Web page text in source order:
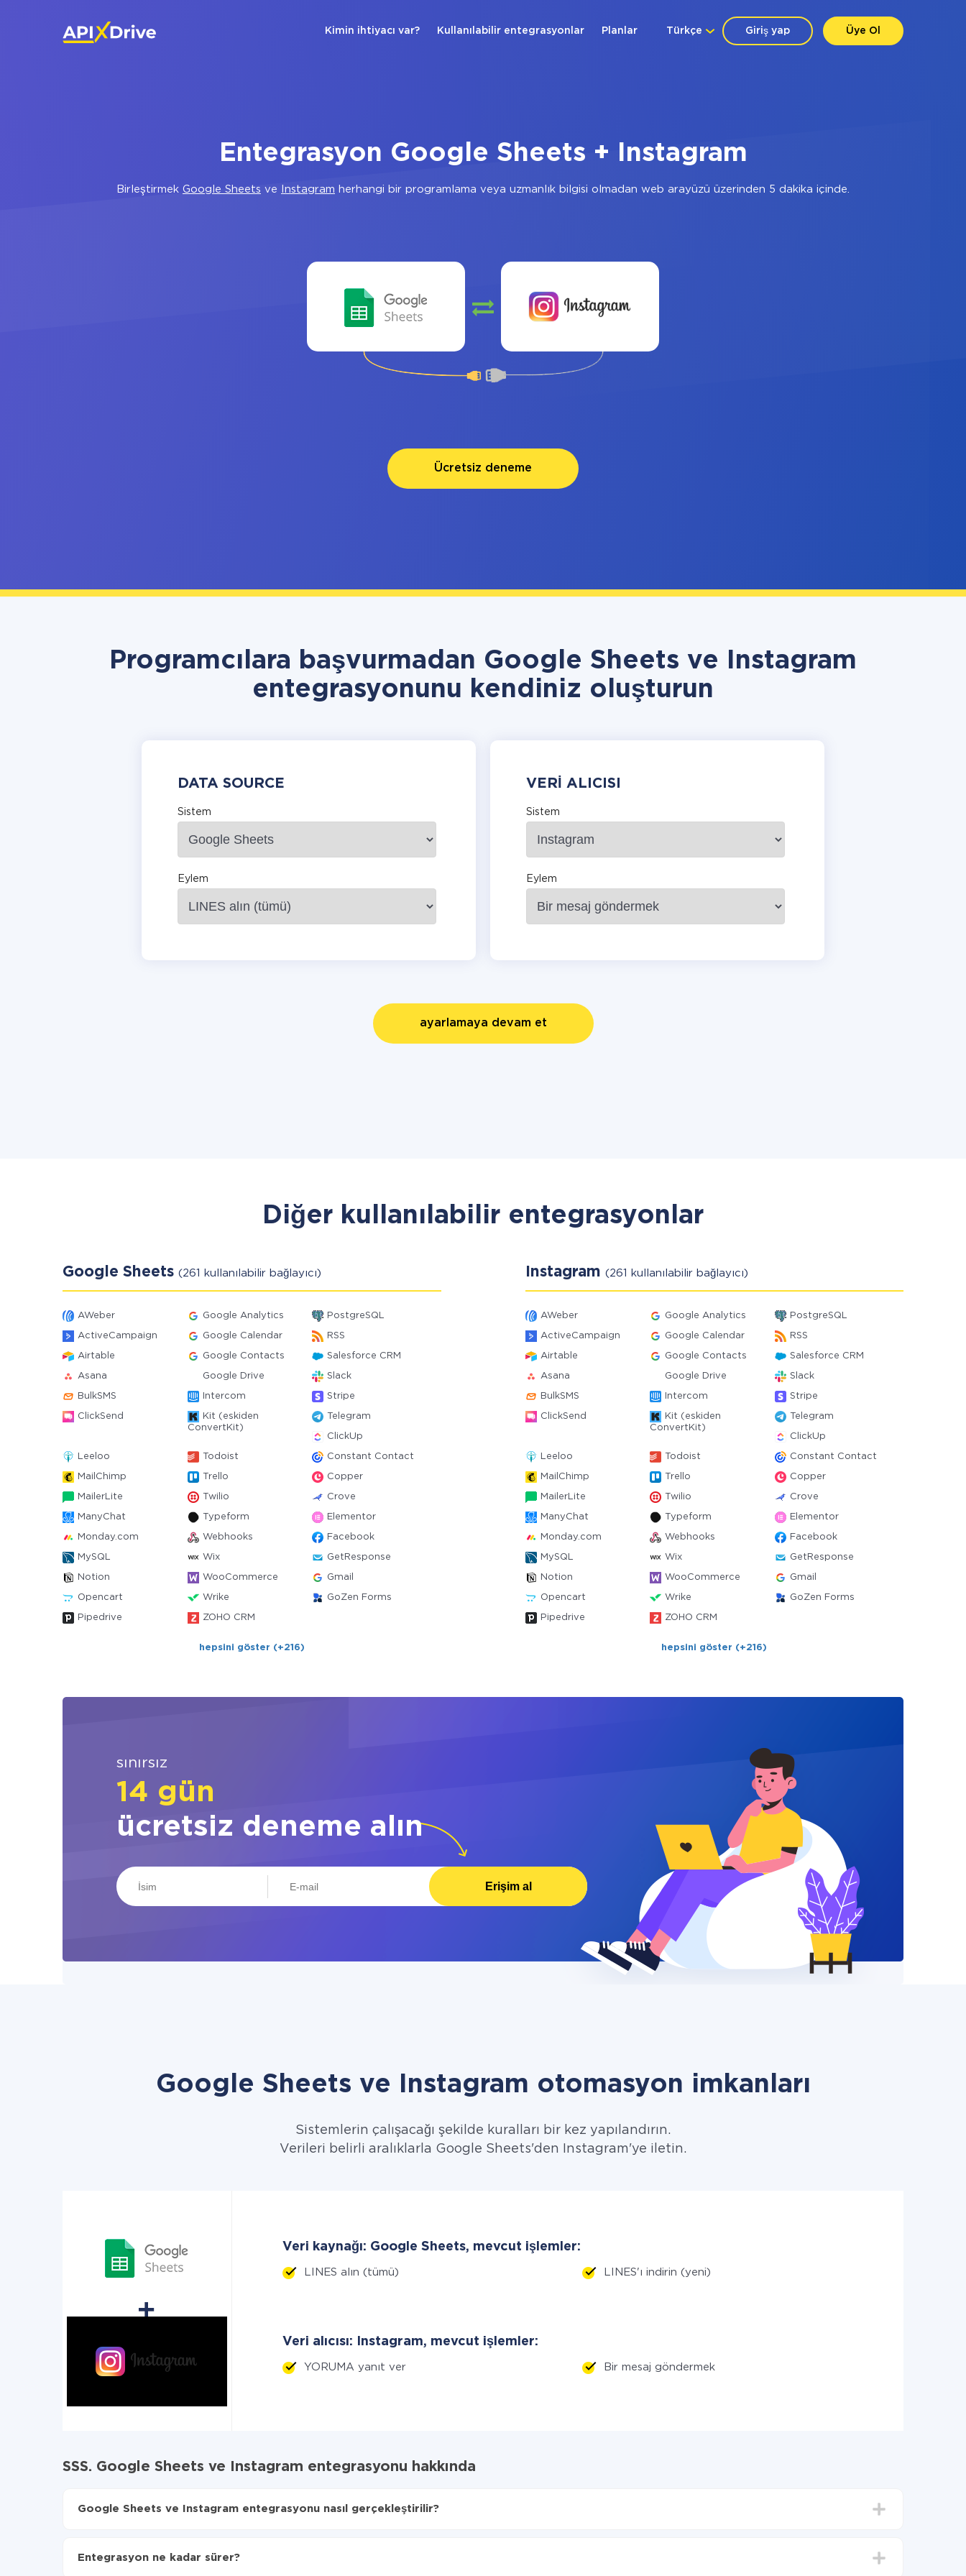
Giriş yap Üye Ol
Türkçe
Kimin ihtiyacı var? Kullanılabilir entegrasyonlar Planlar
Entegrasyon Google Sheets + Instagram
Birleştirmek Google Sheets ve Instagram herhangi bir programlama veya uzmanlık bilgisi olmadan web arayüzü üzerinden 5 dakika içinde.
Ücretsiz deneme
Programcılara başvurmadan Google Sheets ve Instagram
entegrasyonunu kendiniz oluşturun
DATA SOURCE
Sistem
Eylem
VERI ALICISI
Sistem
Eylem
ayarlamaya devam et
Diğer kullanılabilir entegrasyonlar
Google Sheets (261 kullanılabilir bağlayıcı)
AWeber Google Analytics PostgreSQL
ActiveCampaign Google Calendar RSS
Airtable Google Contacts Salesforce CRM
Asana Google Drive Slack
BulkSMS Intercom Stripe
ClickSend
Kit (eskiden
ConvertKit)
Telegram
ClickUp
Leeloo Todoist Constant Contact
MailChimp Trello Copper
MailerLite Twilio Crove
ManyChat Typeform Elementor
Monday.com Webhooks Facebook
MySQL Wix GetResponse
Notion WooCommerce Gmail
Opencart Wrike GoZen Forms
Pipedrive ZOHO CRM
hepsini göster (+216)
Instagram (261 kullanılabilir bağlayıcı)
AWeber Google Analytics PostgreSQL
ActiveCampaign Google Calendar RSS
Airtable Google Contacts Salesforce CRM
Asana Google Drive Slack
BulkSMS Intercom Stripe
ClickSend
Kit (eskiden
ConvertKit)
Telegram
ClickUp
Leeloo Todoist Constant Contact
MailChimp Trello Copper
MailerLite Twilio Crove
ManyChat Typeform Elementor
Monday.com Webhooks Facebook
MySQL Wix GetResponse
Notion WooCommerce Gmail
Opencart Wrike GoZen Forms
Pipedrive ZOHO CRM
hepsini göster (+216)
sınırsız
14 gün
ücretsiz deneme alın
Erişim al
Google Sheets ve Instagram otomasyon imkanları
Sistemlerin çalışacağı şekilde kuralları bir kez yapılandırın.
Verileri belirli aralıklarla Google Sheets'den Instagram'ye iletin.
Veri kaynağı: Google Sheets, mevcut işlemler:
LINES alın (tümü) LINES'ı indirin (yeni)
Veri alıcısı: Instagram, mevcut işlemler:
YORUMA yanıt ver Bir mesaj göndermek
SSS. Google Sheets ve Instagram entegrasyonu hakkında
Google Sheets ve Instagram entegrasyonu nasıl gerçekleştirilir?
Otomatik güncellemeyi aç
Entegrasyon ne kadar sürer?